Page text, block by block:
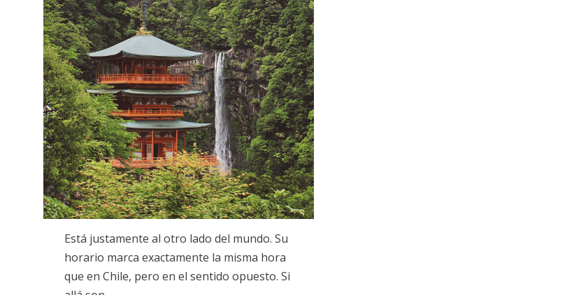
Está justamente al otro lado del mundo. Su
horario marca exactamente la misma hora
que en Chile, pero en el sentido opuesto. Si